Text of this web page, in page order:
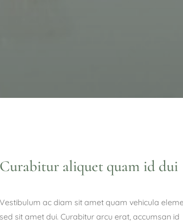
Curabitur aliquet quam id dui
Vestibulum ac diam sit amet quam vehicula
sed sit amet dui. Curabitur arcu erat, accumsan id